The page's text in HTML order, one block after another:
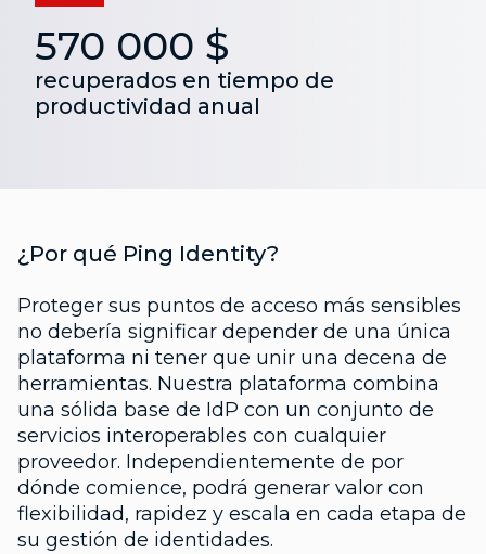
570 000 $
recuperados en tiempo de
productividad anual
¿Por qué Ping Identity?
Proteger sus puntos de acceso más sensibles
no debería significar depender de una única
plataforma ni tener que unir una decena de
herramientas. Nuestra plataforma combina
una sólida base de IdP con un conjunto de
servicios interoperables con cualquier
proveedor. Independientemente de por
dónde comience, podrá generar valor con
flexibilidad, rapidez y escala en cada etapa de
su gestión de identidades.